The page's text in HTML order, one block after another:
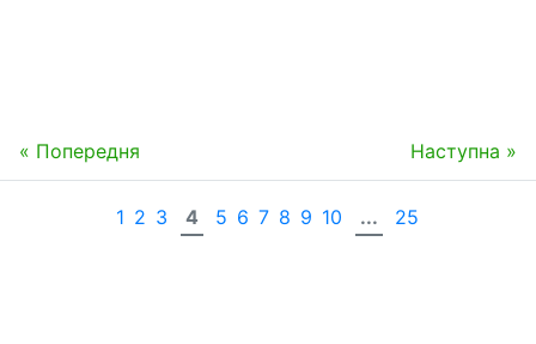
« Попередня Наступна »
1 2 3 4 5 6 7 8 9 10 ... 25